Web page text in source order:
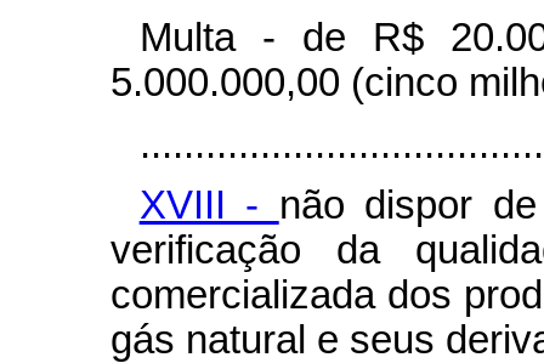
Multa - de R$
5.000.000,00 (cinco
XVIII - não dispor
verificação da
comercializada dos
gás natural e seus